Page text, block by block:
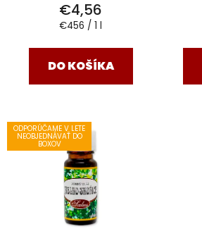
€4,56
Jednotková
€456 / 1 l
DO KOŠÍKA
ODPORÚČAME V LETE
NEOBJEDNÁVAŤ DO
BOXOV